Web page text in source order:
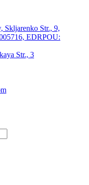
Str., 9,
EDRPOU:
Str., 3